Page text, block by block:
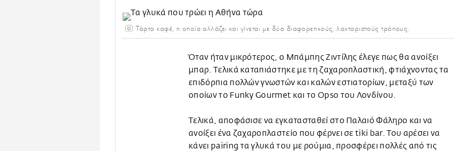
Τάρτα καφέ, η οποία αλλάζει και γίνεται με δύο διαφορετικούς, λαχταριστούς τρόπους.
Όταν ήταν μικρότερος, ο Μπάμπης Ζιντίλης έλεγε πως θα ανοίξει
μπαρ. Τελικά καταπιάστηκε με τη ζαχαροπλαστική, φτιάχνοντας τα
επιδόρπια πολλών γνωστών και καλών εστιατορίων, μεταξύ των
οποίων το Funky Gourmet και το Opso του Λονδίνου.
Τελικά, αποφάσισε να εγκατασταθεί στο Παλαιό Φάληρο και να
ανοίξει ένα ζαχαροπλαστείο που φέρνει σε tiki bar. Του αρέσει να
κάνει pairing τα γλυκά του με ρούμια, προσφέρει πολλές από τις